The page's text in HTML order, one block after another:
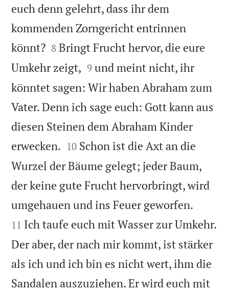
euch denn gelehrt, dass ihr dem
kommenden Zorngericht entrinnen
könnt?
8 Bringt Frucht hervor, die eure
Umkehr zeigt, 

9 und meint nicht, ihr
könntet sagen: Wir haben Abraham zum
Vater. Denn ich sage euch: Gott kann aus
diesen Steinen dem Abraham Kinder
erwecken. 

10 Schon ist die Axt an die
Wurzel der Bäume gelegt; jeder Baum,
der keine gute Frucht hervorbringt, wird
umgehauen und ins Feuer geworfen.
11 Ich taufe euch mit Wasser zur Umkehr.
Der aber, der nach mir kommt, ist stärker
als ich und ich bin es nicht wert, ihm die
Sandalen auszuziehen. Er wird euch mit